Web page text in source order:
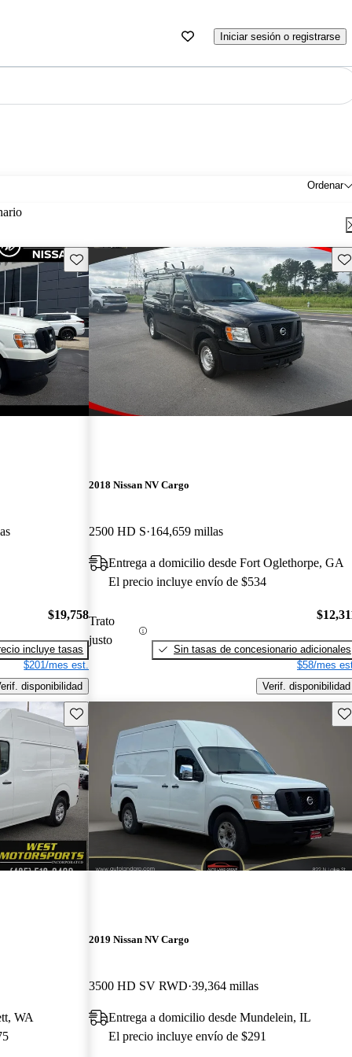
Iniciar sesión o registrarse
Ordenar
Guarda este Aviso
$19,758
incluye tasas
$201/mes est.
disponibilidad
2018 Nissan NV Cargo
2500 HD S 164,659 millas
Entrega a domicilio desde Fort Oglethorpe, GA
El precio incluye envío de $534
Trato
justo
Sin tasas de concesionario adicionales
$58/mes
Verif. disponibilidad
Guarda este Aviso
WA
2019 Nissan NV Cargo
3500 HD SV RWD 39,364 millas
Entrega a domicilio desde Mundelein, IL
El precio incluye envío de $291